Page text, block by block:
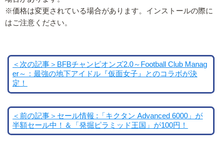
※価格は変更されている場合があります。インストールの際に
はご注意ください。
＜次の記事＞BFBチャンピオンズ2.0～Football Club Manag
er～：最強の地下アイドル『仮面女子』とのコラボが決
定！
＜前の記事＞セール情報 :「キクタン Advanced 6000」が
半額セール中！＆「発掘ピラミッド王国」が100円！